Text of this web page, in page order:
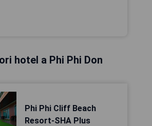
hotel a Phi Phi Don
Phi Phi Cliff Beach
Resort-SHA Plus